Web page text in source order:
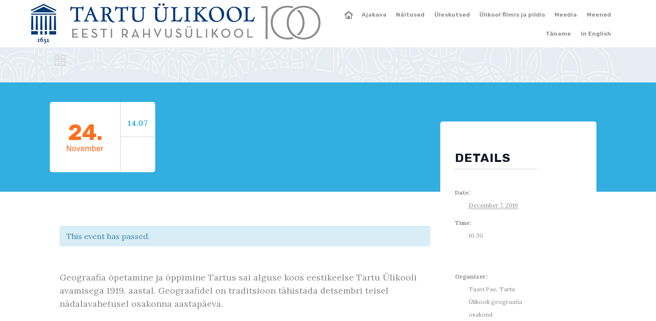
Ajakava Näitused Üleskutsed Ülikool filmis ja pildis Meedia Meened
Täname In English

24.
November
14.07
This event has passed.
Geograafia õpetamine ja õppimine Tartus sai alguse koos eestikeelse Tartu Ülikooli
avamisega 1919. aastal. Geograafidel on traditsioon tähistada detsembri teisel
nädalavahetusel osakonna aastapäeva.
DETAILS
Date:
December 7, 2019
Time:
10.30
Organizer:
Taavi Pae, Tartu
Ülikooli geograafia
osakond